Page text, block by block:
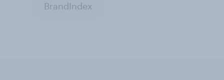
BrandIndex